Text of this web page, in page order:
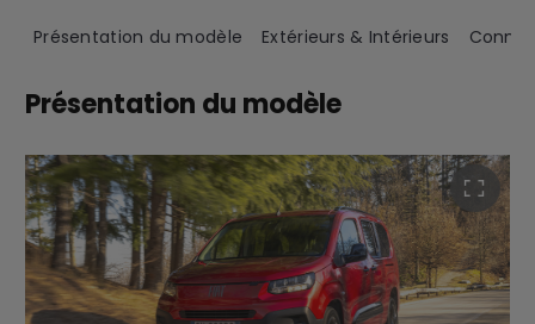
Présentation du modèle Extérieurs & Intérieurs
Présentation du modèle